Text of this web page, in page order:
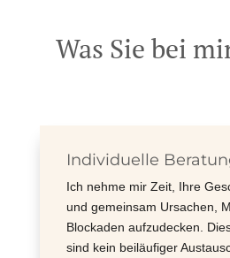
Was Sie bei
Individuelle
Ich nehme mir Zeit, Ihre
und gemeinsam Ursachen,
Blockaden aufzudecken.
sind kein beiläufiger